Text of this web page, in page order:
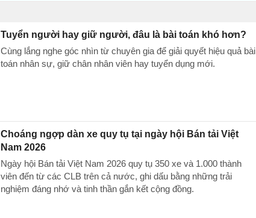
Tuyển người hay giữ người, đâu là bài toán khó hơn?
Cùng lắng nghe góc nhìn từ chuyên gia để giải quyết hiệu quả bài
toán nhân sự, giữ chân nhân viên hay tuyển dụng mới.
Choáng ngợp dàn xe quy tụ tại ngày hội Bán tải Việt
Nam 2026
Ngày hội Bán tải Việt Nam 2026 quy tụ 350 xe và 1.000 thành
viên đến từ các CLB trên cả nước, ghi dấu bằng những trải
nghiệm đáng nhớ và tinh thần gắn kết cộng đồng.